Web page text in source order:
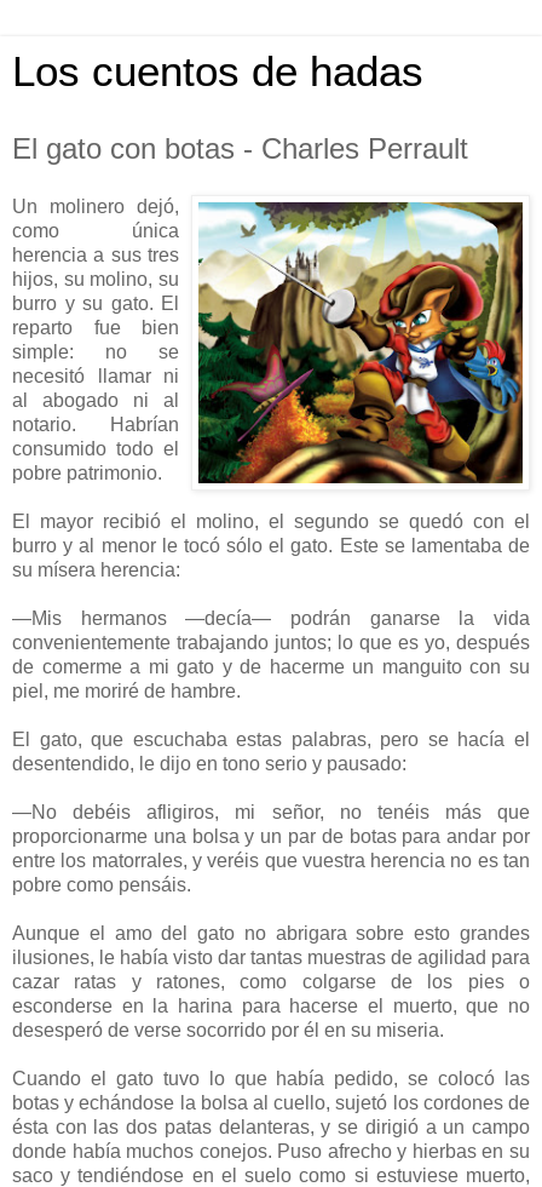
Los cuentos de hadas
El gato con botas - Charles Perrault
Un molinero dejó,
como única
herencia a sus tres
hijos, su molino, su
burro y su gato. El
reparto fue bien
simple: no se
necesitó llamar ni
al abogado ni al
notario. Habrían
consumido todo el
pobre patrimonio.
El mayor recibió el molino, el segundo se quedó con el
burro y al menor le tocó sólo el gato. Este se lamentaba de
su mísera herencia:
—Mis hermanos —decía— podrán ganarse la vida
convenientemente trabajando juntos; lo que es yo, después
de comerme a mi gato y de hacerme un manguito con su
piel, me moriré de hambre.
El gato, que escuchaba estas palabras, pero se hacía el
desentendido, le dijo en tono serio y pausado:
—No debéis afligiros, mi señor, no tenéis más que
proporcionarme una bolsa y un par de botas para andar por
entre los matorrales, y veréis que vuestra herencia no es tan
pobre como pensáis.
Aunque el amo del gato no abrigara sobre esto grandes
ilusiones, le había visto dar tantas muestras de agilidad para
cazar ratas y ratones, como colgarse de los pies o
esconderse en la harina para hacerse el muerto, que no
desesperó de verse socorrido por él en su miseria.
Cuando el gato tuvo lo que había pedido, se colocó las
botas y echándose la bolsa al cuello, sujetó los cordones de
ésta con las dos patas delanteras, y se dirigió a un campo
donde había muchos conejos. Puso afrecho y hierbas en su
saco y tendiéndose en el suelo como si estuviese muerto,